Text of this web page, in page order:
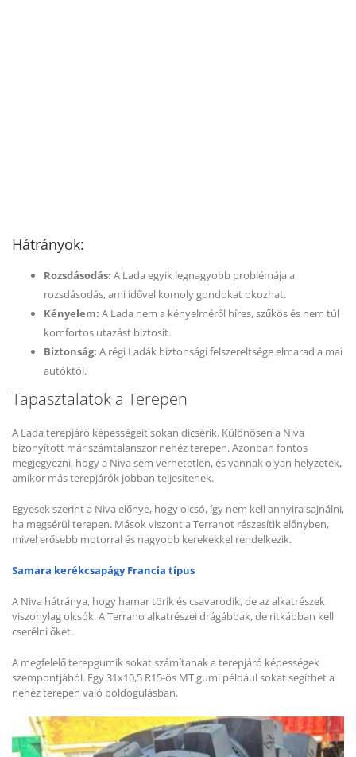
Hátrányok:
Rozsdásodás: A Lada egyik legnagyobb problémája a
rozsdásodás, ami idővel komoly gondokat okozhat.
Kényelem: A Lada nem a kényelméről híres, szűkös és nem túl
komfortos utazást biztosít.
Biztonság: A régi Ladák biztonsági felszereltsége elmarad a mai
autóktól.
Tapasztalatok a Terepen
A Lada terepjáró képességeit sokan dicsérik. Különösen a Niva
bizonyított már számtalanszor nehéz terepen. Azonban fontos
megjegyezni, hogy a Niva sem verhetetlen, és vannak olyan helyzetek,
amikor más terepjárók jobban teljesítenek.
Egyesek szerint a Niva előnye, hogy olcsó, így nem kell annyira sajnálni,
ha megsérül terepen. Mások viszont a Terranot részesítik előnyben,
mivel erősebb motorral és nagyobb kerekekkel rendelkezik.
Samara kerékcsapágy Francia típus
A Niva hátránya, hogy hamar törik és csavarodik, de az alkatrészek
viszonylag olcsók. A Terrano alkatrészei drágábbak, de ritkábban kell
cserélni őket.
A megfelelő terepgumik sokat számítanak a terepjáró képességek
szempontjából. Egy 31x10,5 R15-ös MT gumi például sokat segíthet a
nehéz terepen való boldogulásban.